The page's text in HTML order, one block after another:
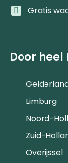
Gratis
Door
Limburg
Noord-
Zuid-
Overijssel